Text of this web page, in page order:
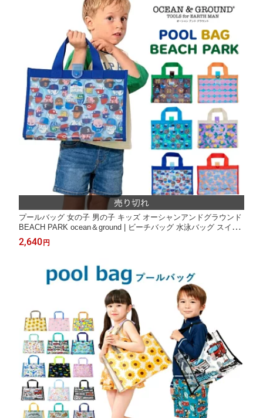
プールバッグ 女の子 男の子 キッズ オーシャンアンドグラウンド
BEACH PARK ocean＆ground | ビーチバッグ 水泳バッグ スイム
バッグ スイミングバッグ 幼稚園 保育園 小学校 プールバッグ男の
子 プールバッグ女の子 TG
2,640 円